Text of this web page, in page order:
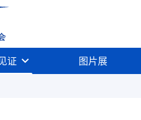
证 图片展